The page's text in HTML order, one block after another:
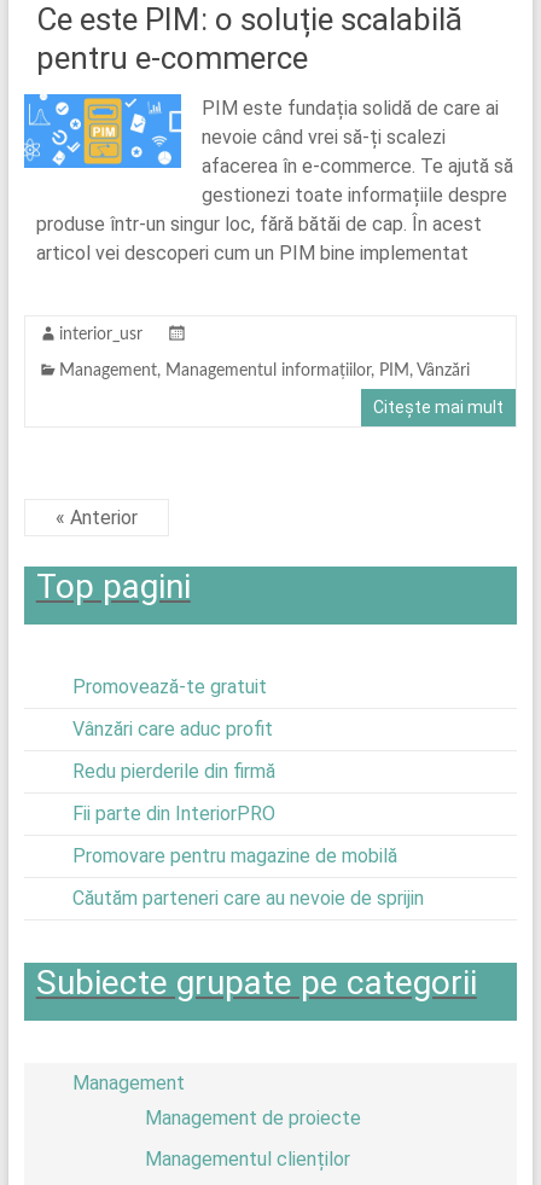
Ce este PIM: o soluție scalabilă
pentru e-commerce
PIM este fundația solidă de care ai
nevoie când vrei să-ți scalezi
afacerea în e-commerce. Te ajută să
gestionezi toate informațiile despre
produse într-un singur loc, fără bătăi de cap. În acest
articol vei descoperi cum un PIM bine implementat
interior_usr
Management, Managementul informațiilor, PIM , Vânzări
Citește mai mult
« Anterior
Top pagini
Promovează-te gratuit
Vânzări care aduc profit
Redu pierderile din firmă
Fii parte din InteriorPRO
Promovare pentru magazine de mobilă
Căutăm parteneri care au nevoie de sprijin
Subiecte grupate pe categorii
Management
Management de proiecte
Managementul clienților